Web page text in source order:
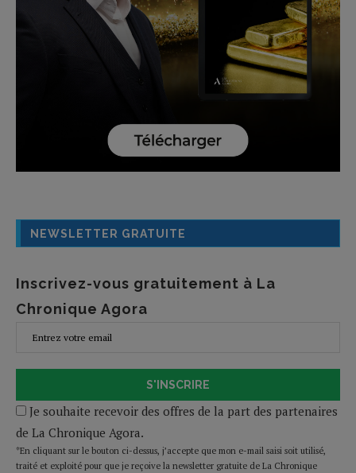
NEWSLETTER GRATUITE
Inscrivez-vous gratuitement à La
Chronique Agora
S'INSCRIRE
Je souhaite recevoir des offres de la part des partenaires
de La Chronique Agora.
*En cliquant sur le bouton ci-dessus, j’accepte que mon e-mail saisi soit utilisé,
traité et exploité pour que je reçoive la newsletter gratuite de La Chronique